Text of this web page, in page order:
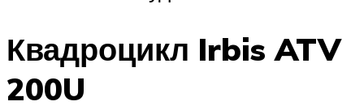
Квадроцикл Irbis ATV
200U